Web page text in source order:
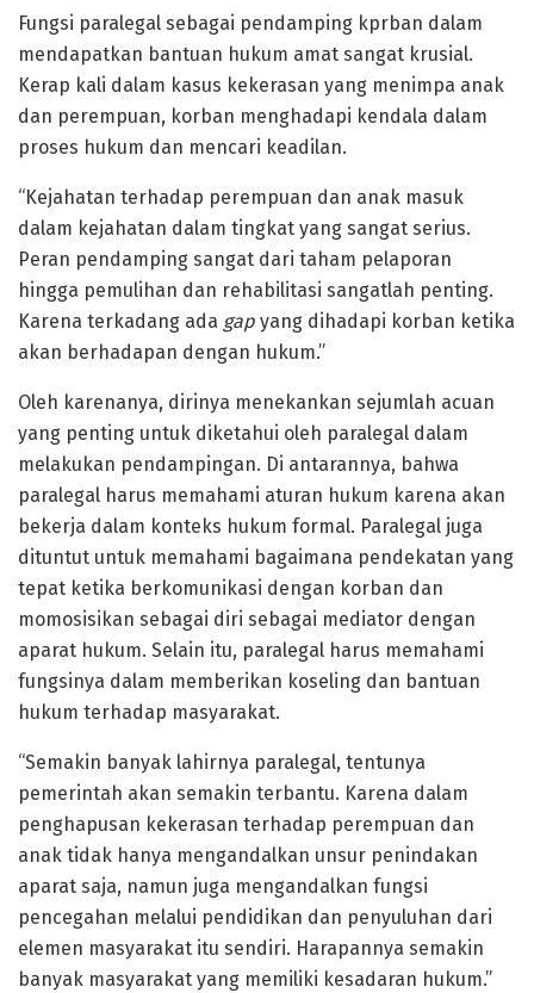
Fungsi paralegal sebagai pendamping kprban dalam
mendapatkan bantuan hukum amat sangat krusial.
Kerap kali dalam kasus kekerasan yang menimpa anak
dan perempuan, korban menghadapi kendala dalam
proses hukum dan mencari keadilan.
“Kejahatan terhadap perempuan dan anak masuk
dalam kejahatan dalam tingkat yang sangat serius.
Peran pendamping sangat dari taham pelaporan
hingga pemulihan dan rehabilitasi sangatlah penting.
Karena terkadang ada gap yang dihadapi korban ketika
akan berhadapan dengan hukum.”
Oleh karenanya, dirinya menekankan sejumlah acuan
yang penting untuk diketahui oleh paralegal dalam
melakukan pendampingan. Di antarannya, bahwa
paralegal harus memahami aturan hukum karena akan
bekerja dalam konteks hukum formal. Paralegal juga
dituntut untuk memahami bagaimana pendekatan yang
tepat ketika berkomunikasi dengan korban dan
momosisikan sebagai diri sebagai mediator dengan
aparat hukum. Selain itu, paralegal harus memahami
fungsinya dalam memberikan koseling dan bantuan
hukum terhadap masyarakat.
“Semakin banyak lahirnya paralegal, tentunya
pemerintah akan semakin terbantu. Karena dalam
penghapusan kekerasan terhadap perempuan dan
anak tidak hanya mengandalkan unsur penindakan
aparat saja, namun juga mengandalkan fungsi
pencegahan melalui pendidikan dan penyuluhan dari
elemen masyarakat itu sendiri. Harapannya semakin
banyak masyarakat yang memiliki kesadaran hukum.”